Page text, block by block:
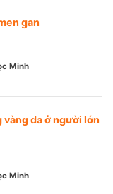
gan
Minh
da ở người lớn
Minh